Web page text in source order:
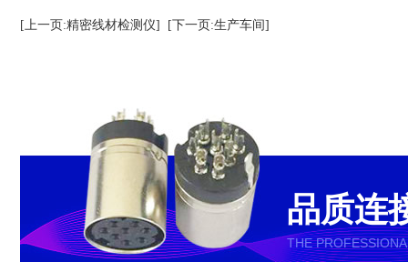
[上一页:精密线材检测仪] [下一页:生产车间]
品质连
THE